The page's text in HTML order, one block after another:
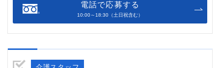
電話で応募する
10:00～18:30（土日祝含む）